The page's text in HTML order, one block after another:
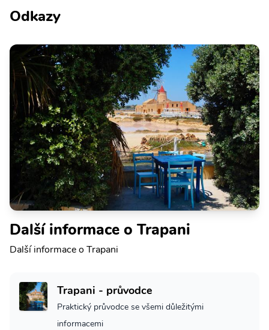
Odkazy
Další informace o Trapani
Další informace o Trapani
Trapani - průvodce
Praktický průvodce se všemi důležitými
informacemi